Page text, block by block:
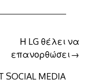
Η LG θέλει να
επανορθώσει
SOCIAL MEDIA